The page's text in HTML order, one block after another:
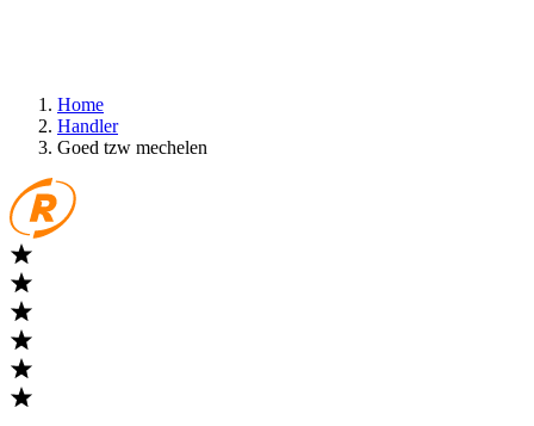
Home
Handler
Goed tzw mechelen